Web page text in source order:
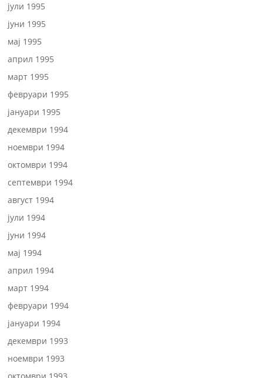
јули 1995
јуни 1995
мај 1995
април 1995
март 1995
февруари 1995
јануари 1995
декември 1994
ноември 1994
октомври 1994
септември 1994
август 1994
јули 1994
јуни 1994
мај 1994
април 1994
март 1994
февруари 1994
јануари 1994
декември 1993
ноември 1993